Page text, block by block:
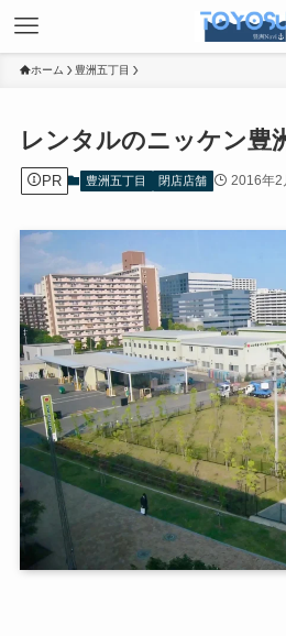
ホーム 豊洲五丁目
レンタルのニッケン豊
PR 豊洲五丁目 閉店店舗 2016年2